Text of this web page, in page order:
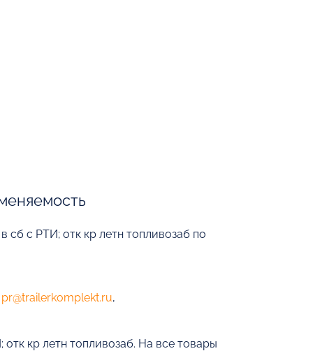
сб с РТИ; отк кр летн топливозаб по
pr@trailerkomplekt.ru,
кр летн топливозаб. На все товары